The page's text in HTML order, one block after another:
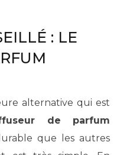
: LE
alternative qui est
de parfum
que les autres